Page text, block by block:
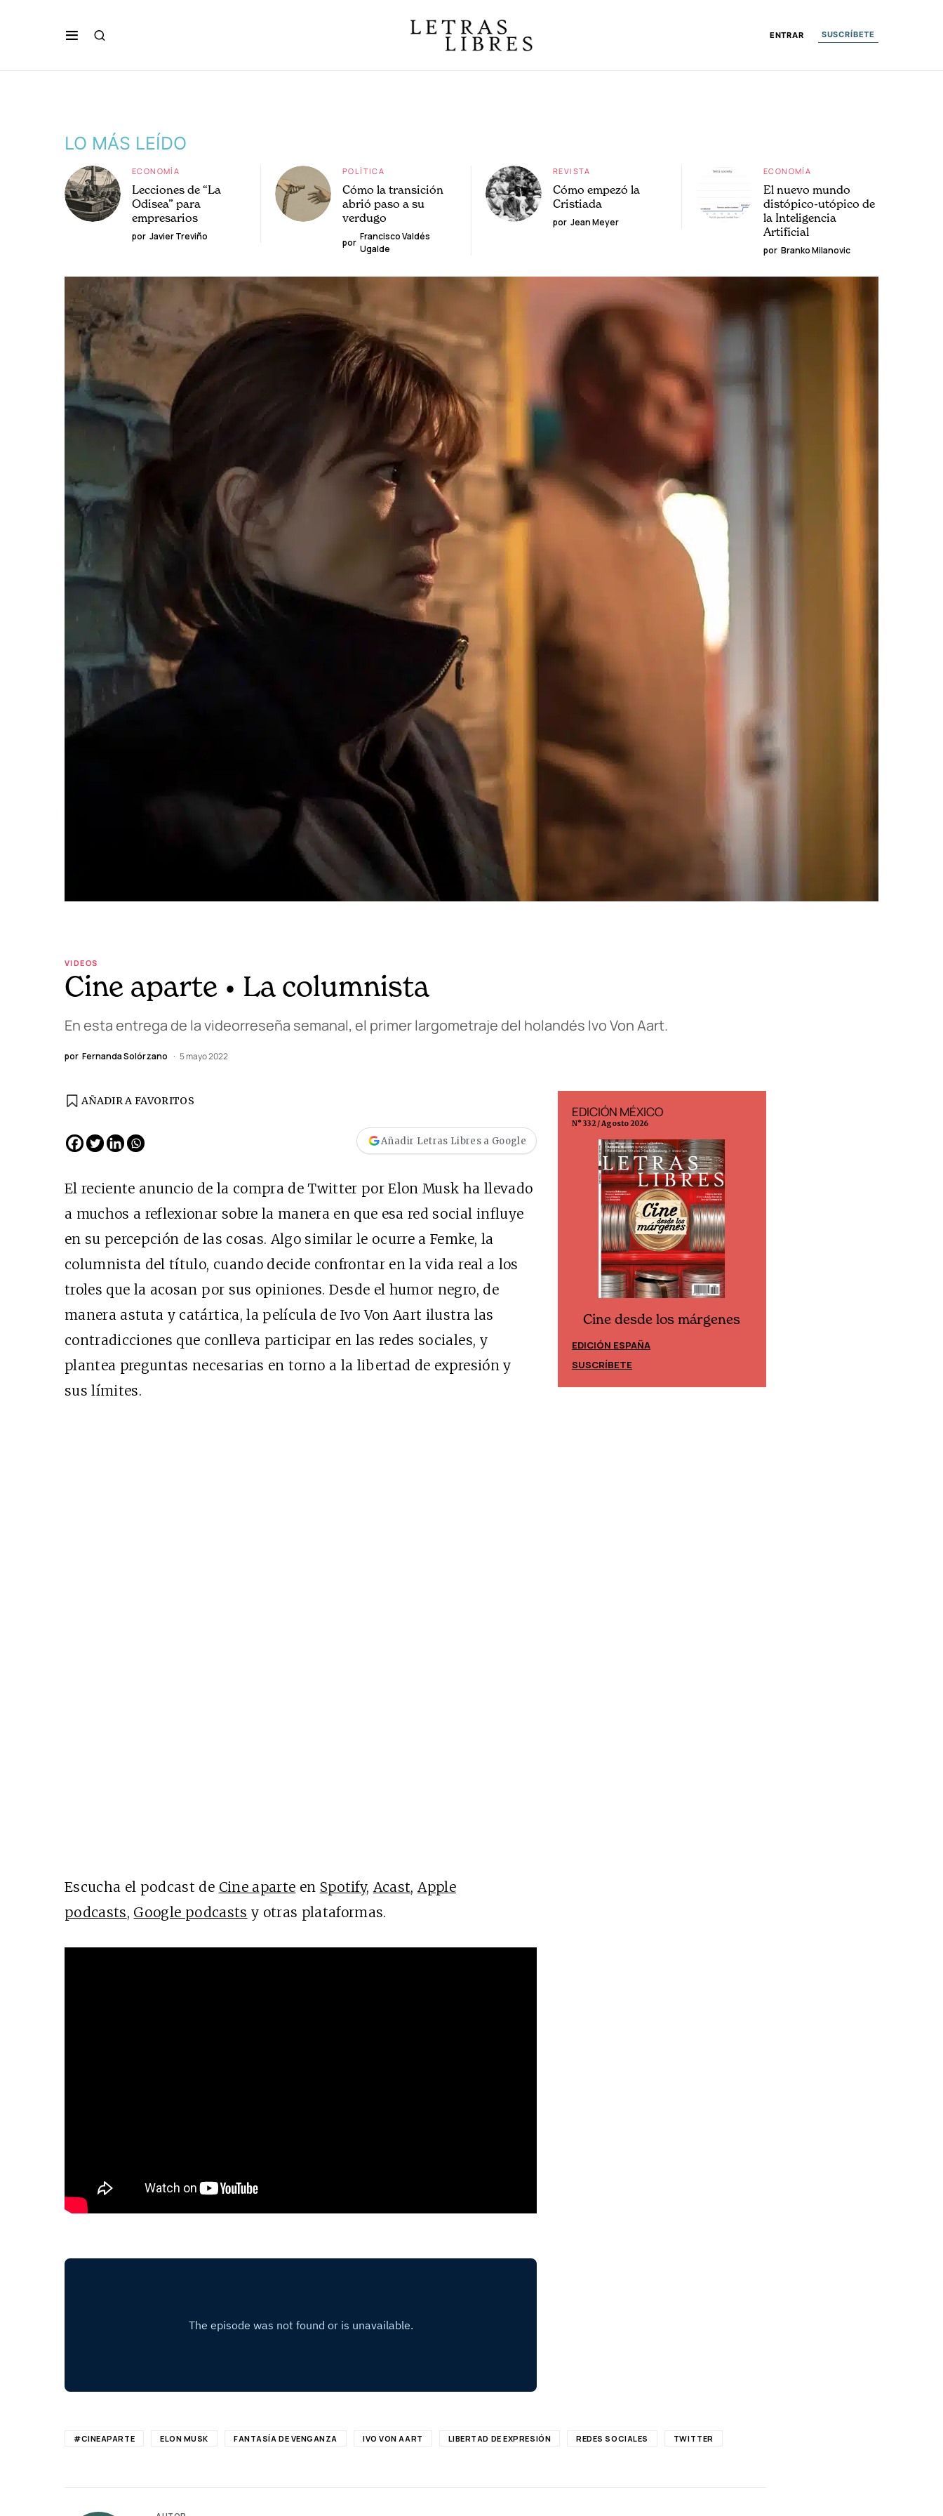
ENTRAR SUSCRÍBETE
LO MÁS LEÍDO
ECONOMÍA
Lecciones de “La
Odisea” para
empresarios
por Javier Treviño
POLÍTICA
Cómo la transición
abrió paso a su
verdugo
por
Francisco Valdés
Ugalde
REVISTA
Cómo empezó la
Cristiada
por Jean Meyer
ECONOMÍA
El nuevo mundo
distópico-utópico de
la Inteligencia
Artificial
por Branko Milanovic
VIDEOS
Cine aparte • La columnista
En esta entrega de la videorreseña semanal, el primer largometraje del holandés Ivo Von Aart.
por Fernanda Solórzano 5 mayo 2022
AÑADIR A FAVORITOS
Añadir Letras Libres a Google
El reciente anuncio de la compra de Twitter por Elon Musk ha llevado
a muchos a reflexionar sobre la manera en que esa red social influye
en su percepción de las cosas. Algo similar le ocurre a Femke, la
columnista del título, cuando decide confrontar en la vida real a los
troles que la acosan por sus opiniones. Desde el humor negro, de
manera astuta y catártica, la película de Ivo Von Aart ilustra las
contradicciones que conlleva participar en las redes sociales, y
plantea preguntas necesarias en torno a la libertad de expresión y
sus límites.
Escucha el podcast de Cine aparte en Spotify, Acast,Apple
podcasts, Google podcasts y otras plataformas.
Cine desde los márgenes
EDICIÓN MÉXICO
SUSCRÍBETE
EDICIÓN MÉXICO
N° 332 / Agosto 2026
Cine desde los márgenes
EDICIÓN ESPAÑA
SUSCRÍBETE
#CINEAPARTE ELON MUSK FANTASÍA DE VENGANZA IVO VON AART LIBERTAD DE EXPRESIÓN REDES SOCIALES TWITTER